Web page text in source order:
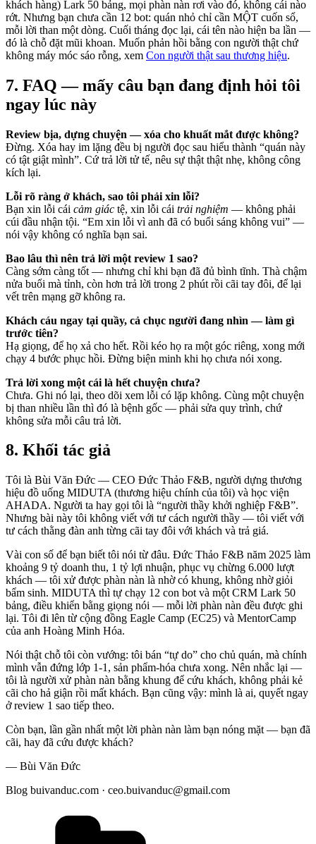
khách hàng) Lark 50 bảng, mọi phàn nàn rơi vào đó, không cái nào
rớt. Nhưng bạn chưa cần 12 bot: quán nhỏ chỉ cần MỘT cuốn sổ,
mỗi lời than một dòng. Cuối tháng đọc lại, cái tên nào hiện ba lần —
đó là chỗ đặt mũi khoan. Muốn phản hồi bằng con người thật chứ
không máy móc sáo rỗng, xem Con người thật sau thương hiệu.
7. FAQ — mấy câu bạn đang định hỏi tôi
ngay lúc này
Review bịa, dựng chuyện — xóa cho khuất mắt được không?
Đừng. Xóa hay im lặng đều bị người đọc sau hiểu thành “quán này
có tật giật mình”. Cứ trả lời tử tế, nêu sự thật thật nhẹ, không công
kích lại.
Lỗi rõ ràng ở khách, sao tôi phải xin lỗi?
Bạn xin lỗi cái cảm giác tệ, xin lỗi cái trải nghiệm — không phải
cúi đầu nhận tội. “Em xin lỗi vì anh đã có buổi sáng không vui” —
nói vậy không có nghĩa bạn sai.
Bao lâu thì nên trả lời một review 1 sao?
Càng sớm càng tốt — nhưng chỉ khi bạn đã đủ bình tĩnh. Thà chậm
nửa buổi mà tỉnh, còn hơn trả lời trong 2 phút rồi cãi tay đôi, để lại
vết trên mạng gỡ không ra.
Khách cáu ngay tại quầy, cả chục người đang nhìn — làm gì
trước tiên?
Hạ giọng, để họ xả cho hết. Rồi kéo họ ra một góc riêng, xong mới
chạy 4 bước phục hồi. Đừng biện minh khi họ chưa nói xong.
Trả lời xong một cái là hết chuyện chưa?
Chưa. Ghi nó lại, theo dõi xem lỗi có lặp không. Cùng một chuyện
bị than nhiều lần thì đó là bệnh gốc — phải sửa quy trình, chứ
không sửa mỗi câu trả lời.
8. Khối tác giả
Tôi là Bùi Văn Đức — CEO Đức Thảo F&B, người dựng thương
hiệu đồ uống MIDUTA (thương hiệu chính của tôi) và học viện
AHADA. Người ta hay gọi tôi là “người thầy khởi nghiệp F&B”.
Nhưng bài này tôi không viết với tư cách người thầy — tôi viết với
tư cách thằng đàn anh từng cãi tay đôi với khách và trả giá.
Vài con số để bạn biết tôi nói từ đâu. Đức Thảo F&B năm 2025 làm
khoảng 9 tỷ doanh thu, 1 tỷ lợi nhuận, phục vụ chừng 6.000 lượt
khách — tôi xử được phàn nàn là nhờ có khung, không nhờ giỏi
bẩm sinh. MIDUTA thì tự chạy 12 con bot và một CRM Lark 50
bảng, điều khiển bằng giọng nói — mỗi lời phàn nàn đều được ghi
lại. Tôi đi lên từ cộng đồng Eagle Camp (EC25) và MentorCamp
của anh Hoàng Minh Hóa.
Nói thật chỗ tôi còn vướng: tôi bán “tự do” cho chủ quán, mà chính
mình vẫn đứng lớp 1-1, sản phẩm-hóa chưa xong. Nên nhắc lại —
tôi là người xử phàn nàn bằng khung để cứu khách, không phải kẻ
cãi cho hả giận rồi mất khách. Bạn cũng vậy: mình là ai, quyết ngay
ở review 1 sao tiếp theo.
Còn bạn, lần gần nhất một lời phàn nàn làm bạn nóng mặt — bạn đã
cãi, hay đã cứu được khách?
— Bùi Văn Đức
Blog buivanduc.com · ceo.buivanduc@gmail.com